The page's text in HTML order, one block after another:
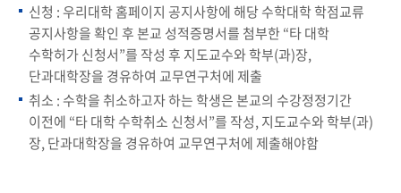
신청 : 우리대학 홈페이지 공지사항에 해당 수학대학 학점교류
공지사항을 확인 후 본교 성적증명서를 첨부한 “타 대학
수학허가 신청서”를 작성 후 지도교수와 학부(과)장,
단과대학장을 경유하여 교무연구처에 제출
취소 : 수학을 취소하고자 하는 학생은 본교의 수강정정기간
이전에 “타 대학 수학취소 신청서”를 작성, 지도교수와 학부(과)
장, 단과대학장을 경유하여 교무연구처에 제출해야함